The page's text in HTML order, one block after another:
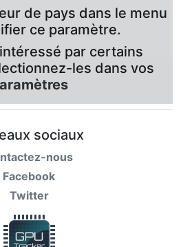
de pays dans le menu
ce paramètre.
par certains
les dans vos
sociaux
nous
Facebook
Twitter